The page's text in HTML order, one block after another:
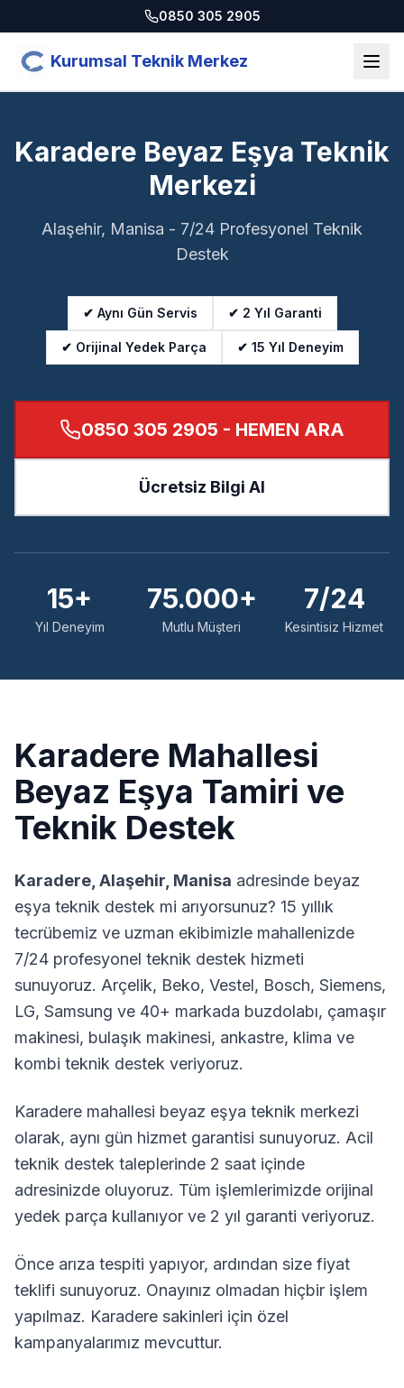
0850 305 2905
Kurumsal Teknik Merkez
Karadere Beyaz Eşya Teknik
Merkezi
Alaşehir, Manisa - 7/24 Profesyonel Teknik
Destek
✔ Aynı Gün Servis ✔ 2 Yıl Garanti
✔ Orijinal Yedek Parça ✔ 15 Yıl Deneyim
0850 305 2905 - HEMEN ARA
Ücretsiz Bilgi Al
15+
Yıl Deneyim
75.000+
Mutlu Müşteri
7/24
Kesintisiz Hizmet
Karadere Mahallesi
Beyaz Eşya Tamiri ve
Teknik Destek
Karadere Alaşehir Manisa adresinde beyaz
eşya teknik destek mi arıyorsunuz? 15 yıllık
tecrübemiz ve uzman ekibimizle mahallenizde
7/24 profesyonel teknik destek hizmeti
sunuyoruz. Arçelik, Beko, Vestel, Bosch, Siemens,
LG, Samsung ve 40+ markada buzdolabı, çamaşır
makinesi, bulaşık makinesi, ankastre, klima ve
kombi teknik destek veriyoruz.
Karadere mahallesi beyaz eşya teknik merkezi
olarak, aynı gün hizmet garantisi sunuyoruz. Acil
teknik destek taleplerinde 2 saat içinde
adresinizde oluyoruz. Tüm işlemlerimizde orijinal
yedek parça kullanıyor ve 2 yıl garanti veriyoruz.
Önce arıza tespiti yapıyor, ardından size fiyat
teklifi sunuyoruz. Onayınız olmadan hiçbir işlem
yapılmaz. Karadere sakinleri için özel
kampanyalarımız mevcuttur.